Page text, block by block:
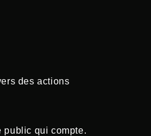
des actions
public qui compte.